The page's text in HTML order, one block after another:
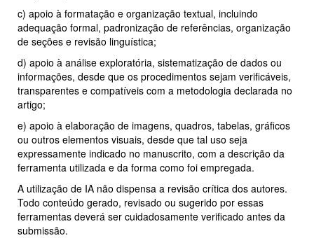
c) apoio à formatação e organização textual, incluindo
adequação formal, padronização de referências, organização
de seções e revisão linguística;
d) apoio à análise exploratória, sistematização de dados ou
informações, desde que os procedimentos sejam verificáveis,
transparentes e compatíveis com a metodologia declarada no
artigo;
e) apoio à elaboração de imagens, quadros, tabelas, gráficos
ou outros elementos visuais, desde que tal uso seja
expressamente indicado no manuscrito, com a descrição da
ferramenta utilizada e da forma como foi empregada.
A utilização de IA não dispensa a revisão crítica dos autores.
Todo conteúdo gerado, revisado ou sugerido por essas
ferramentas deverá ser cuidadosamente verificado antes da
submissão.